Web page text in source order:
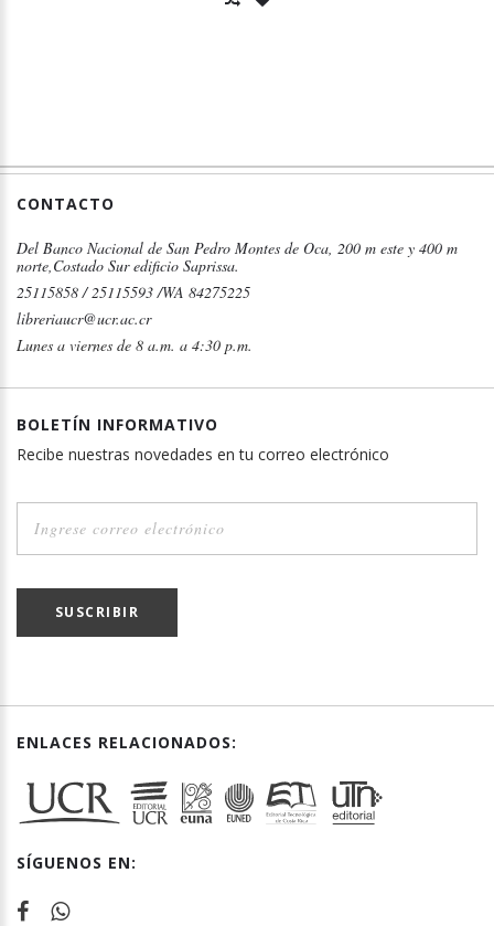
CONTACTO
Del Banco Nacional de San Pedro Montes de Oca, 200 m este y 400 m
norte,Costado Sur edificio Saprissa.
25115858 / 25115593 /WA 84275225
libreriaucr@ucr.ac.cr
Lunes a viernes de 8 a.m. a 4:30 p.m.
BOLETÍN INFORMATIVO
Recibe nuestras novedades en tu correo electrónico
SUSCRIBIR
ENLACES RELACIONADOS:
SÍGUENOS EN: